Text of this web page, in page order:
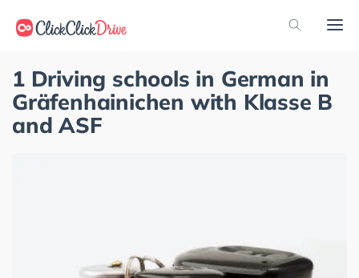
1 Driving schools in German in
Gräfenhainichen with Klasse B
and ASF